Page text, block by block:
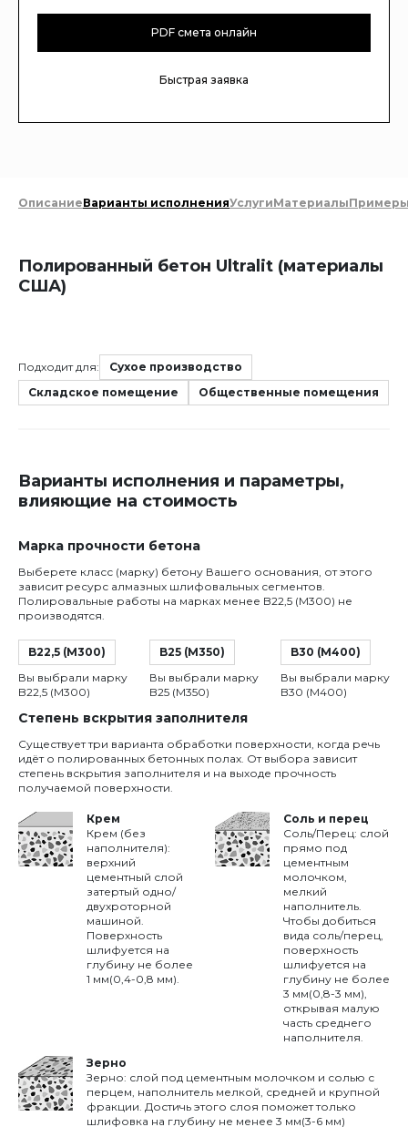
PDF смета онлайн
Быстрая заявка
ОписаниеВарианты исполненияУслугиМатериалы
Полированный бетон Ultralit (материалы
США)
Подходит для:
Сухое производство
Складское помещение
Общественные помещения
Варианты исполнения и параметры,
влияющие на стоимость
Марка прочности бетона
Выберете класс (марку) бетону Вашего основания, от этого
зависит ресурс алмазных шлифовальных сегментов.
Полировальные работы на марках менее B22,5 (M300) не
производятся.
B22,5 (М300)
Вы выбрали марку
B22,5 (М300)
B25 (М350)
Вы выбрали марку
B25 (М350)
B30 (М400)
Вы выбрали марку
B30 (М400)
Степень вскрытия заполнителя
Существует три варианта обработки поверхности, когда речь
идёт о полированных бетонных полах. От выбора зависит
степень вскрытия заполнителя и на выходе прочность
получаемой поверхности.
Крем
Крем (без
наполнителя):
верхний
цементный слой
затертый одно/
двухроторной
машиной.
Поверхность
шлифуется на
глубину не более
1 мм(0,4-0,8 мм).
Соль и перец
Соль/Перец: слой
прямо под
цементным
молочком,
мелкий
наполнитель.
Чтобы добиться
вида соль/перец,
поверхность
шлифуется на
глубину не более
3 мм(0,8-3 мм),
открывая малую
часть среднего
наполнителя.
Зерно
Зерно: слой под цементным молочком и солью с
перцем, наполнитель мелкой, средней и крупной
фракции. Достичь этого слоя поможет только
шлифовка на глубину не менее 3 мм(3-6 мм)